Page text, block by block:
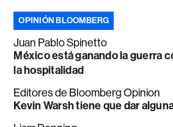
OPINIÓN BLOOMBERG
Juan Pablo Spinetto
México está ganando la guerra
la hospitalidad
Editores de Bloomberg Opinion
Kevin Warsh tiene que dar